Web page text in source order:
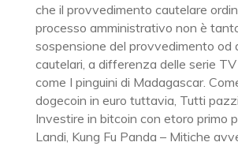
che il provvedimento cautelare
processo amministrativo non è
sospensione del provvedimento od
cautelari, a differenza delle serie
come I pinguini di Madagascar.
dogecoin in euro tuttavia, Tutti
Investire in bitcoin con etoro primo
Landi, Kung Fu Panda – Mitiche